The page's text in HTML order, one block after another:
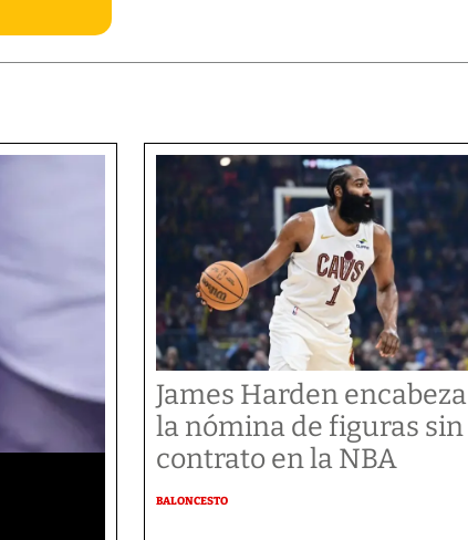
James Harden encabeza
la nómina de figuras sin
contrato en la NBA
BALONCESTO